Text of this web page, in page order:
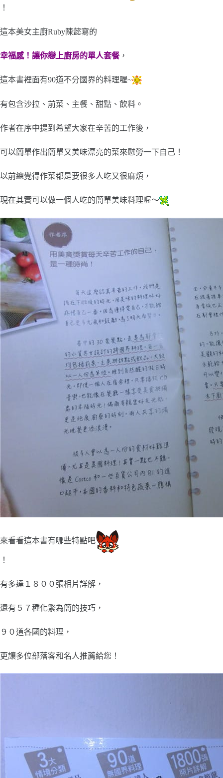
！
這本美女主廚Ruby陳懿寫的
幸福感！讓你戀上廚房的單人套餐，
這本書裡面有90道不分國界的料理喔~
有包含沙拉、前菜、主餐、甜點、飲料。
作者在序中提到希望大家在辛苦的工作後，
可以簡單作出簡單又美味漂亮的菜來慰勞一下自己！
以前總覺得作菜都是要很多人吃又很麻煩，
現在其實可以做一個人吃的簡單美味料理喔～
來看看這本書有哪些特點吧
！
有多達１８００張相片詳解，
還有５７種化繁為簡的技巧，
９０道各國的料理，
更讓多位部落客和名人推薦給您！